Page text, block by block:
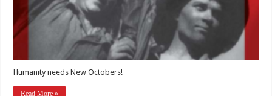
Humanity needs New Octobers!
Read More »